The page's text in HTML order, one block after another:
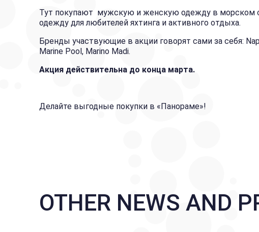
Тут покупают мужскую и женскую одежду в морском
одежду для любителей яхтинга и активного отдыха.
Бренды участвующие в акции говорят сами за себя:
Marine Pool, Marino Madi.
Акция действительна до конца марта.
Делайте выгодные покупки в «Панораме»!
OTHER NEWS AND